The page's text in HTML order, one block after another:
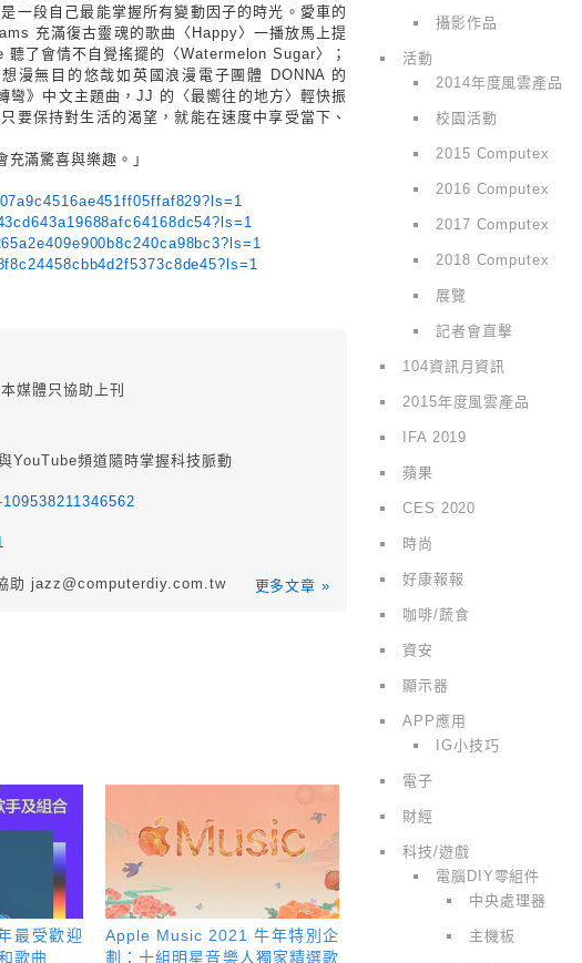
一段自己最能掌握所有變動因子的時光。愛車的
充滿復古靈魂的歌曲〈 Happy〉一播放馬上提
聽了會情不自覺搖擺的〈Watermelon Sugar〉；
漫無目的悠哉如英國浪漫電子團體
DONNA 的
彎》中文主題曲，JJ 的〈最嚮往的地方〉輕快振
要保持對生活的渴望，就能在速度中享受當下、
滿驚喜與樂趣。」
?ls=1
?ls=1
媒體只協助上刊
YouTube頻道隨時掌握科技脈動
助 jazz@computerdiy.com.tw 更多文章 »
最受歡迎
歌曲
Apple Music 2021 牛年特別企
劃：十組明星音樂人獨家精選歌
攝影作品
活動
2014年度風雲產品
校園活動
2015 Computex
2016 Computex
2017 Computex
2018 Computex
展覽
記者會直擊
104資訊月資訊
2015年度風雲產品
IFA 2019
蘋果
CES 2020
時尚
好康報報
咖啡/蔬食
資安
顯示器
APP應用
IG小技巧
電子
財經
科技/遊戲
電腦DIY零組件
中央處理器
主機板